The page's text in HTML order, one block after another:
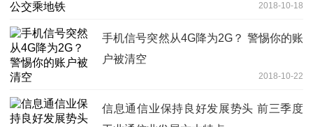
2018-10-18
手机信号突然从4G降为2G？ 警惕你的账
户被清空
2018-10-22
信息通信业保持良好发展势头 前三季度